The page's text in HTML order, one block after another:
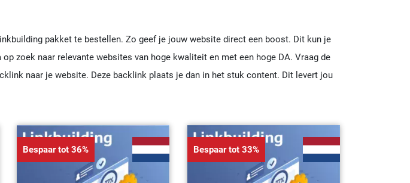
pakket te bestellen. Zo geef je jouw website direct een boost. Dit kun je
zoek naar relevante websites van hoge kwaliteit en met een hoge DA. Vraag de
naar je website. Deze backlink plaats je dan in het stuk content. Dit levert jou
Bespaar tot 36% Bespaar tot 33%